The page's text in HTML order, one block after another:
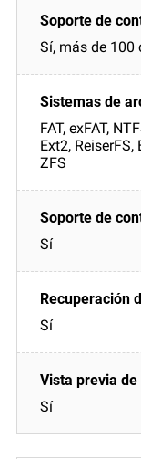
Sí, más de 100
FAT, exFAT,
Ext2,
ZFS
Sí
Sí
Sí